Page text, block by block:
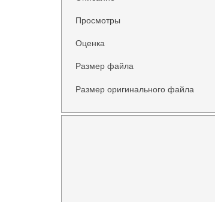
Просмотры
Оценка
Размер файла
Размер оригинального файла